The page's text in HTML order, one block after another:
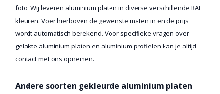
foto. Wij leveren aluminium platen in diverse verschillende RAL
kleuren. Voer hierboven de gewenste maten in en de prijs
wordt automatisch berekend. Voor specifieke vragen over
gelakte aluminium platen en aluminium profielen kan je altijd
contactmet ons opnemen.
Andere soorten gekleurde aluminium platen